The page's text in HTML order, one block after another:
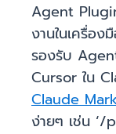
Agent
งานในเครื่อ
รองรับ
Cursor ใน
Claude
ง่ายๆ เช่น